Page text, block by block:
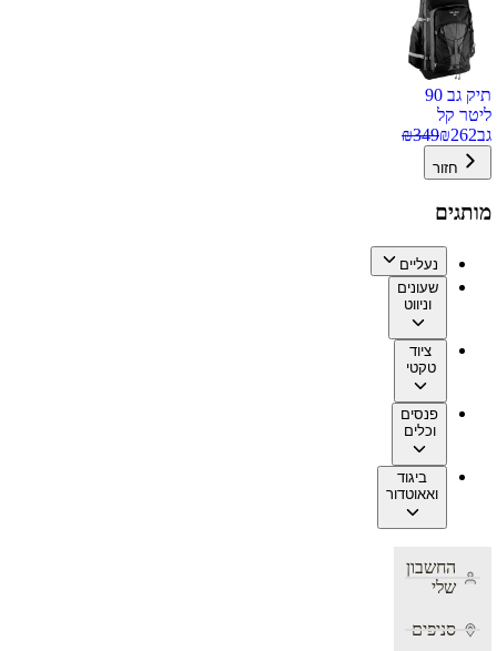
תיק גב 90
ליטר קל
גב
₪262
₪349
חזור
מותגים
נעליים
שעונים
וניווט
ציוד
טקטי
פנסים
וכלים
ביגוד
ואאוטדור
החשבון
שלי
סניפים